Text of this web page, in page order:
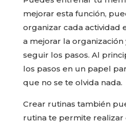
mejorar esta función,
organizar cada actividad
a mejorar la
seguir los pasos. Al
los pasos en un papel
que no se te olvida nada.
Crear rutinas también
rutina te permite realizar